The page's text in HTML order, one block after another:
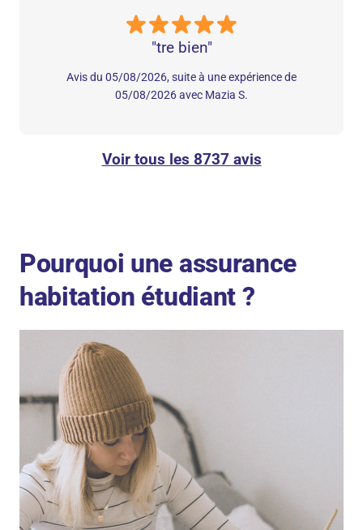
"tre bien"
Avis du 05/08/2026, suite à une expérience de
05/08/2026 avec Mazia S.
Voir tous les 8737 avis
Pourquoi une assurance
habitation étudiant ?